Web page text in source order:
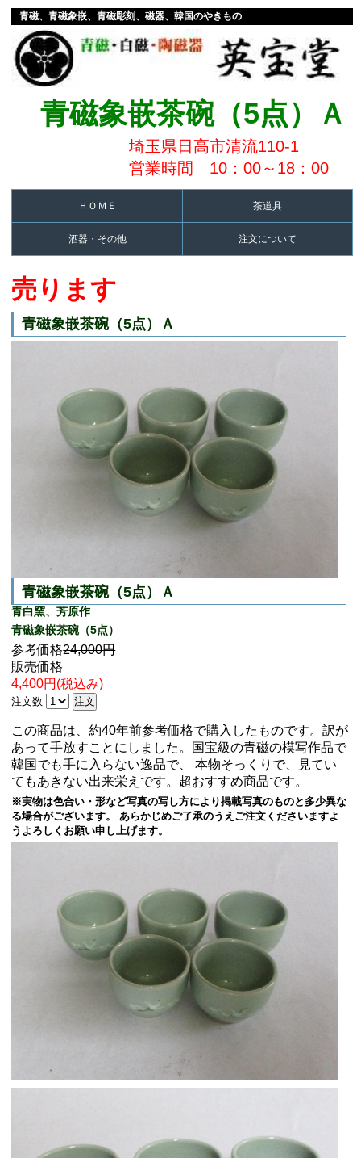
青磁、青磁象嵌、青磁彫刻、磁器、韓国のやきもの
青磁象嵌茶碗（5点）Ａ
埼玉県日高市清流110-1
営業時間 10：00～18：00
ＨＯＭＥ 茶道具
酒器・その他 注文について
売ります
青磁象嵌茶碗（5点）Ａ
青磁象嵌茶碗（5点）Ａ
青白窯、芳原作
青磁象嵌茶碗（5点）
参考価格24,000円
販売価格
4,400円(税込み)
注文数
この商品は、約40年前参考価格で購入したものです。訳が
あって手放すことにしました。国宝級の青磁の模写作品で
韓国でも手に入らない逸品で、 本物そっくりで、見てい
てもあきない出来栄えです。超おすすめ商品です。
※実物は色合い・形など写真の写し方により掲載写真のものと多少異な
る場合がございます。 あらかじめご了承のうえご注文くださいますよ
うよろしくお願い申し上げます。